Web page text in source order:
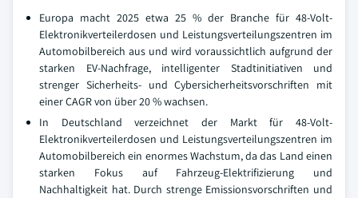
Europa macht 2025 etwa 25 % der Branche für 48-Volt-
Elektronikverteilerdosen und Leistungsverteilungszentren im
Automobilbereich aus und wird voraussichtlich aufgrund der
starken EV-Nachfrage, intelligenter Stadtinitiativen und
strenger Sicherheits- und Cybersicherheitsvorschriften mit
einer CAGR von über 20 % wachsen.
In Deutschland verzeichnet der Markt für 48-Volt-
Elektronikverteilerdosen und Leistungsverteilungszentren im
Automobilbereich ein enormes Wachstum, da das Land einen
starken Fokus auf Fahrzeug-Elektrifizierung und
Nachhaltigkeit hat. Durch strenge Emissionsvorschriften und